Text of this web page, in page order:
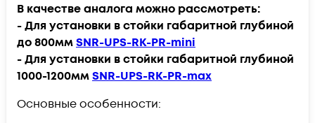
В качестве аналога можно рассмотреть:
- Для установки в стойки габаритной глубиной
до 800ммSNR-UPS-RK-PR-mini
- Для установки в стойки габаритной глубиной
1000-1200ммSNR-UPS-RK-PR-max
Основные особенности: